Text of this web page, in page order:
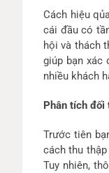
Cách hiệu
cái đầu có
hội và thách
giúp bạn xác
nhiều khách
Phân tích đối
Trước tiên
cách thu
Tuy nhiên,